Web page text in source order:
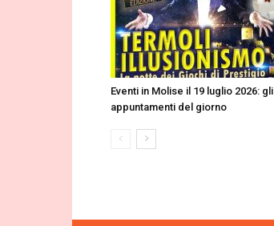
Eventi in Molise il 19 luglio 2026: gli
appuntamenti del giorno